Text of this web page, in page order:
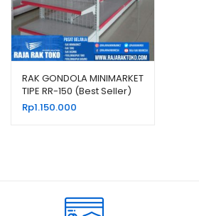
RAK GONDOLA MINIMARKET
TIPE RR-150 (Best Seller)
RAJARAK
Rp1.150.000